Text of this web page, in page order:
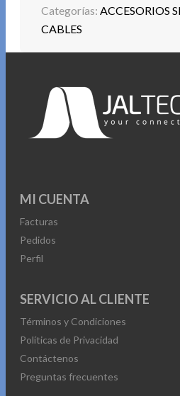
Categorías:ACCESORIOS
CABLES
MI CUENTA
Facturas
Pedidos
Perfil
SERVICIO AL CLIENTE
Términos y Condiciones
Políticas de Privacidad
Contáctenos
Preguntas frecuentes